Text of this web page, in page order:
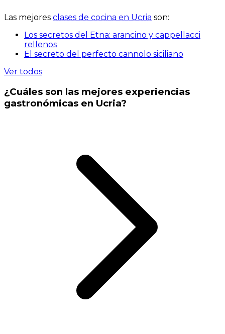
Las mejores clases de cocina en Ucria son:
Los secretos del Etna: arancino y cappellacci
rellenos
El secreto del perfecto cannolo siciliano
Ver todos
¿Cuáles son las mejores experiencias
gastronómicas en Ucria?